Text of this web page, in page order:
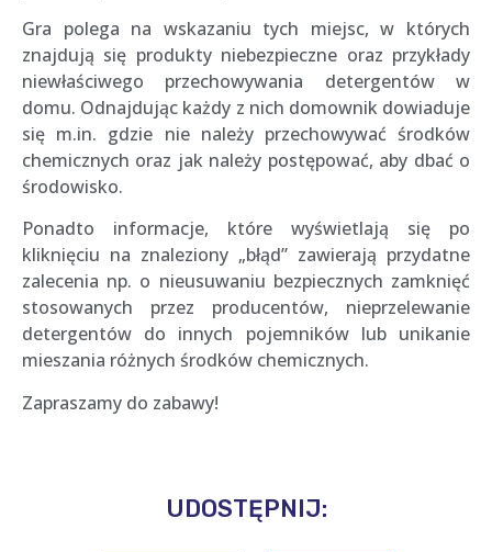
Gra polega na wskazaniu tych miejsc, w których
znajdują się produkty niebezpieczne oraz przykłady
niewłaściwego przechowywania detergentów w
domu. Odnajdując każdy z nich domownik dowiaduje
się m.in. gdzie nie należy przechowywać środków
chemicznych oraz jak należy postępować, aby dbać o
środowisko.
Ponadto informacje, które wyświetlają się po
kliknięciu na znaleziony „błąd” zawierają przydatne
zalecenia np. o nieusuwaniu bezpiecznych zamknięć
stosowanych przez producentów, nieprzelewanie
detergentów do innych pojemników lub unikanie
mieszania różnych środków chemicznych.
Zapraszamy do zabawy!
UDOSTĘPNIJ: